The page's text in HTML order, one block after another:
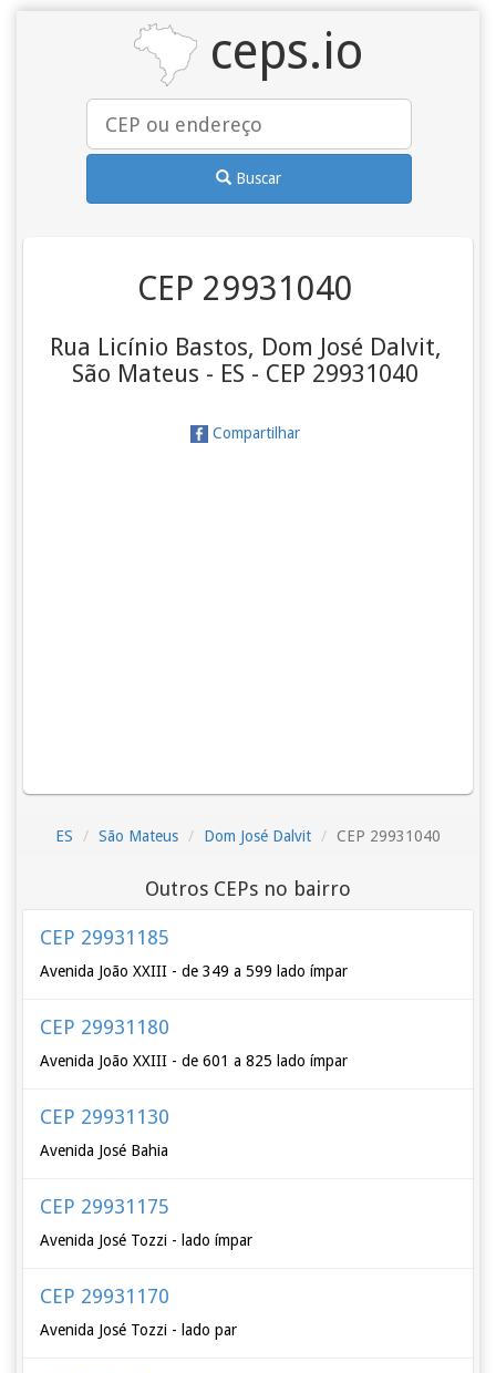
ceps.io
Buscar
CEP 29931040
Rua Licínio Bastos, Dom José Dalvit,
São Mateus - ES - CEP 29931040
Compartilhar
ES São Mateus Dom José Dalvit CEP 29931040
Outros CEPs no bairro
CEP 29931185
Avenida João XXIII - de 349 a 599 lado ímpar
CEP 29931180
Avenida João XXIII - de 601 a 825 lado ímpar
CEP 29931130
Avenida José Bahia
CEP 29931175
Avenida José Tozzi - lado ímpar
CEP 29931170
Avenida José Tozzi - lado par